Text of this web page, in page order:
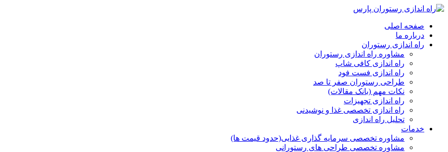
صفحه اصلی
درباره ما
راه اندازی رستوران
مشاوره راه اندازی رستوران
راه اندازی کافی شاپ
راه اندازی فست فود
طراحی رستوران صفر تا صد
نکات مهم (بانک مقالات)
راه اندازی تجهیزات
راه اندازی تخصصی غذا و نوشیدنی
تحلیل راه اندازی
خدمات
مشاوره تخصصی سرمایه گذاری غذایی(حدود قیمت ها)
مشاوره تخصصی طراحی های رستورانی